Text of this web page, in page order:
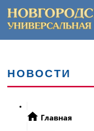
НОВОСТИ